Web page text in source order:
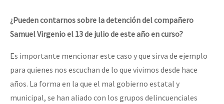
¿Pueden contarnos sobre la detención del compañero
Samuel Virgenio el 13 de julio de este año en curso?
Es importante mencionar este caso y que sirva de ejemplo
para quienes nos escuchan de lo que vivimos desde hace
años. La forma en la que el mal gobierno estatal y
municipal, se han aliado con los grupos delincuenciales